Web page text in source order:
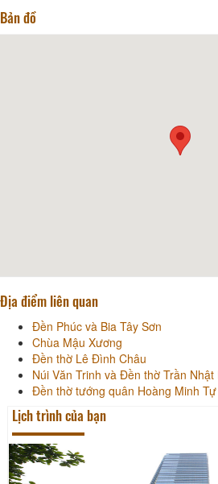
Bản đồ
Địa điểm liên quan
Đền Phúc và Bia Tây Sơn
Chùa Mậu Xương
Đền thờ Lê Đình Châu
Núi Văn Trinh và Đền thờ Trần Nhật
Đền thờ tướng quân Hoàng Minh Tự
Lịch trình của bạn